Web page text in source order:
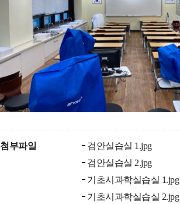
첨부파일
검안실습실 1.jpg
검안실습실 2.jpg
기초시과학실습실 1.jpg
기초시과학실습실 2.jpg